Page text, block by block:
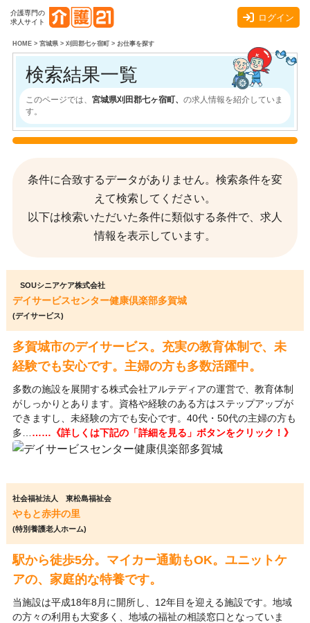
介護専門の
求人サイト
ログイン
HOME> 宮城県> 刈田郡七ヶ宿町> お仕事を探す
検索結果一覧
このページでは、 宮城県刈田郡七ヶ宿町、 の求人情報を紹介していま
す。
条件に合致するデータがありません。検索条件を変
えて検索してください。
以下は検索いただいた条件に類似する条件で、求人
情報を表示しています。
SOUシニアケア株式会社
デイサービスセンター健康倶楽部多賀城
(デイサービス)
多賀城市のデイサービス。充実の教育体制で、未
経験でも安心です。主婦の方も多数活躍中。
多数の施設を展開する株式会社アルテディアの運営で、教育体制
がしっかりとあります。資格や経験のある方はステップアップが
できますし、未経験の方でも安心です。40代・50代の主婦の方も
多… ……《詳しくは下記の「詳細を見る」ボタンをクリック！》
社会福祉法人 東松島福祉会
やもと赤井の里
(特別養護老人ホーム)
駅から徒歩5分。マイカー通勤もOK。ユニットケ
アの、家庭的な特養です。
当施設は平成18年8月に開所し、12年目を迎える施設です。地域
の方々の利用も大変多く、地域の福祉の相談窓口となっていま